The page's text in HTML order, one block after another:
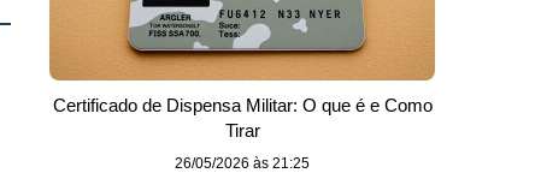
Certificado de Dispensa Militar: O que é e Como
Tirar
26/05/2026 às 21:25